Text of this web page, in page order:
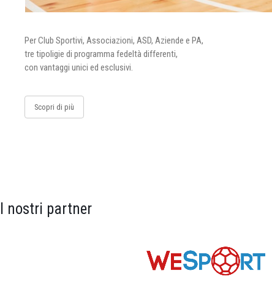
Per Club Sportivi, Associazioni, ASD, Aziende e PA,
tre tipoligie di programma fedeltà differenti,
con vantaggi unici ed esclusivi.
Scopri di più
I nostri partner